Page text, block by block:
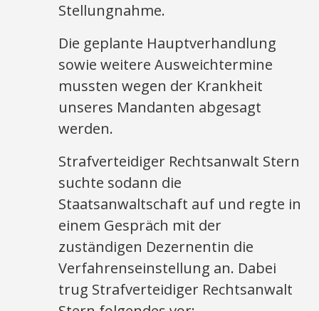
Stellungnahme.
Die geplante Hauptverhandlung
sowie weitere Ausweichtermine
mussten wegen der Krankheit
unseres Mandanten abgesagt
werden.
Strafverteidiger Rechtsanwalt Stern
suchte sodann die
Staatsanwaltschaft auf und regte in
einem Gespräch mit der
zuständigen Dezernentin die
Verfahrenseinstellung an. Dabei
trug Strafverteidiger Rechtsanwalt